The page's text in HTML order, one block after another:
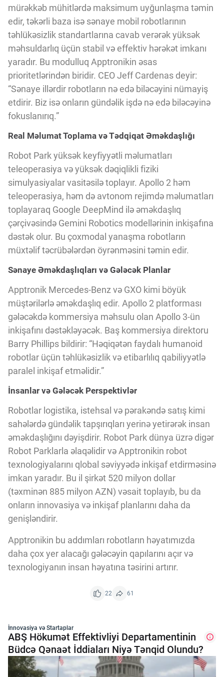
Innovasiya Bələdçisi
Gələcəyin Təhlili
Podkastlar
mürəkkəb mühitlərdə maksimum uyğunlaşma təmin
edir, təkərli baza isə sənaye mobil robotlarının
təhlükəsizlik standartlarına cavab verərək yüksək
məhsuldarlıq üçün stabil və effektiv hərəkət imkanı
yaradır. Bu modulluq Apptronikin əsas
prioritetlərindən biridir. CEO Jeff Cardenas deyir:
“Sənaye illərdir robotların nə edə biləcəyini nümayiş
etdirir. Biz isə onların gündəlik işdə nə edə biləcəyinə
fokuslanırıq.”
Real Məlumat Toplama və Tədqiqat Əməkdaşlığı
Robot Park yüksək keyfiyyətli məlumatları
teleoperasiya və yüksək dəqiqlikli fiziki
simulyasiyalar vasitəsilə toplayır. Apollo 2 həm
teleoperasiya, həm də avtonom rejimdə məlumatları
toplayaraq Google DeepMind ilə əməkdaşlıq
çərçivəsində Gemini Robotics modellərinin inkişafına
dəstək olur. Bu çoxmodal yanaşma robotların
müxtəlif təcrübələrdən öyrənməsini təmin edir.
Sənaye Əməkdaşlıqları və Gələcək Planlar
Apptronik Mercedes-Benz və GXO kimi böyük
müştərilərlə əməkdaşlıq edir. Apollo 2 platforması
gələcəkdə kommersiya məhsulu olan Apollo 3-ün
inkişafını dəstəkləyəcək. Baş kommersiya direktoru
Barry Phillips bildirir: “Həqiqətən faydalı humanoid
robotlar üçün təhlükəsizlik və etibarlılıq qabiliyyətlə
paralel inkişaf etməlidir.”
İnsanlar və Gələcək Perspektivlər
Robotlar logistika, istehsal və pərakəndə satış kimi
sahələrdə gündəlik tapşırıqları yerinə yetirərək insan
əməkdaşlığını dəyişdirir. Robot Park dünya üzrə digər
Robot Parklarla əlaqəlidir və Apptronikin robot
texnologiyalarını qlobal səviyyədə inkişaf etdirməsinə
imkan yaradır. Bu il şirkət 520 milyon dollar
(təxminən 885 milyon AZN) vəsait toplayıb, bu da
onların innovasiya və inkişaf planlarını daha da
genişləndirir.
Apptronikin bu addımları robotların həyatımızda
daha çox yer alacağı gələcəyin qapılarını açır və
texnologiyanın insan həyatına təsirini artırır.
22 61
İnnovasiya və Startaplar
ABŞ Hökumət Effektivliyi Departamentinin
Büdcə Qənaət İddiaları Niyə Tənqid Olundu?